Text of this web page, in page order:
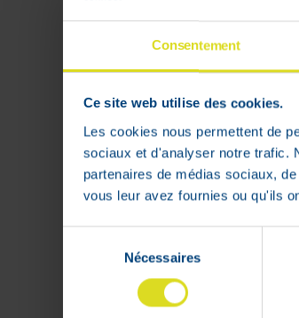
Consentement
Ce site web utilise des cookies.
Les cookies nous permettent de
sociaux et d'analyser notre trafic.
partenaires de médias sociaux,
vous leur avez fournies ou qu'ils
consentement
Nécessaires
38,23
voorraad